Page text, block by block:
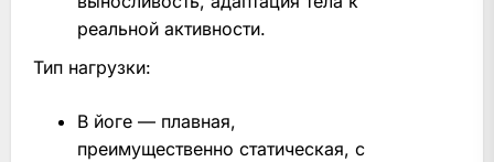
реальной активности.
Тип нагрузки:
В йоге — плавная,
преимущественно статическая, с